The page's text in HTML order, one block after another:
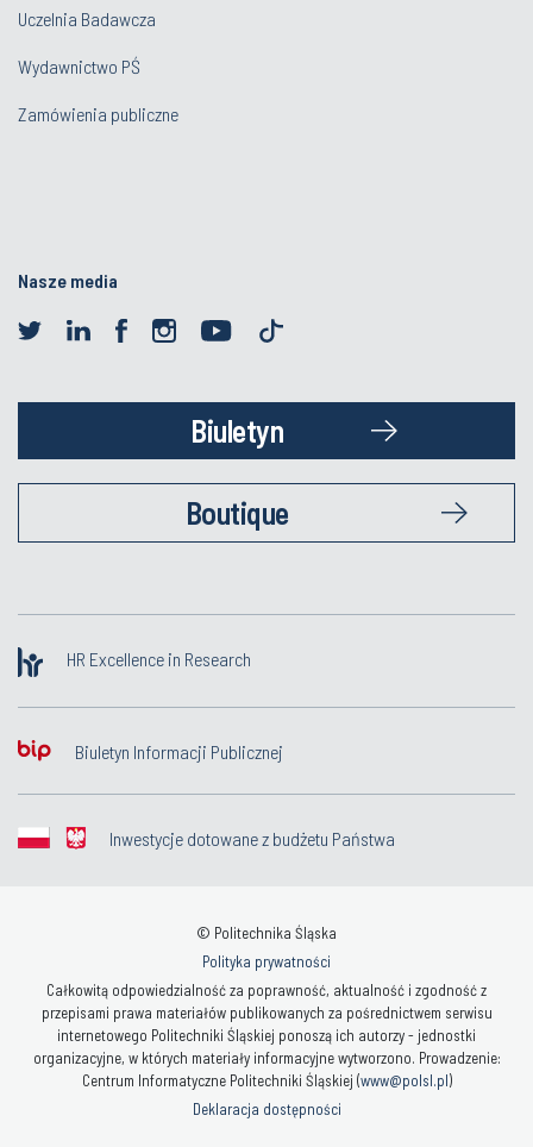
Uczelnia Badawcza
Wydawnictwo PŚ
Zamówienia publiczne
Nasze media
Biuletyn
Boutique
HR Excellence in Research
Biuletyn Informacji Publicznej
Inwestycje dotowane z budżetu Państwa
© Politechnika Śląska
Polityka prywatności
Całkowitą odpowiedzialność za poprawność, aktualność i zgodność z
przepisami prawa materiałów publikowanych za pośrednictwem serwisu
internetowego Politechniki Śląskiej ponoszą ich autorzy - jednostki
organizacyjne, w których materiały informacyjne wytworzono. Prowadzenie:
Centrum Informatyczne Politechniki Śląskiej (www@polsl.pl)
Deklaracja dostępności